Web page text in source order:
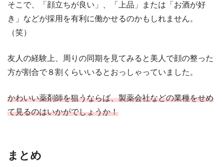
そこで、「顔立ちが良い」、「上品」または「お酒が好
き」などが採用を有利に働かせるのかもしれません。
（笑）
友人の経験上、周りの同期を見てみると美人で顔の整った
方が割合で８割くらいいるとおっしゃっていました。
かわいい薬剤師を狙うならば、製薬会社などの業種をせめ
て見るのはいかがでしょうか！
まとめ